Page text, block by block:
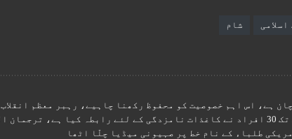
شام
ہے، اس اہم خصوصیت کو محفوظ رکھنا چاہیے، رہبر معظم انقلاب
کمیشن
طلباء کے نام خط پر صہیونی میڈیا چلّا اٹھا